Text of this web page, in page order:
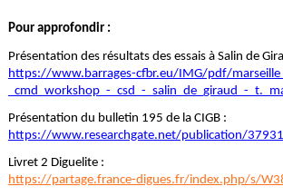
Pour approfondir :
Présentation des résultats des essais à Salin de
https://www.barrages-cfbr.eu/IMG/pdf/
_cmd_workshop_-_csd_-_salin_de_giraud_-
Présentation du bulletin 195 de la CIGB :
https://www.researchgate.net/publication/
Livret 2 Diguelite :
https://partage.france-digues.fr/index.php/s/